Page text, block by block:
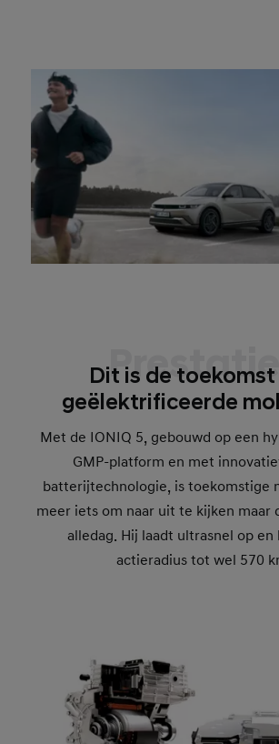
Dit is de
geëlektrificeerde
Met de IONIQ 5, gebouwd op een
GMP-platform en met
batterijtechnologie, is toekomstige
meer iets om naar uit te kijken maar
alledag. Hij laadt ultrasnel op en
actieradius tot wel 570